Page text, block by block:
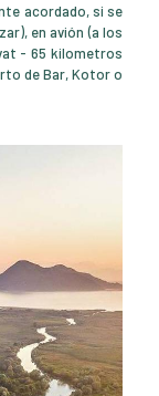
acordado, si se
en avión (a los
- 65 kilometros
de Bar, Kotor o